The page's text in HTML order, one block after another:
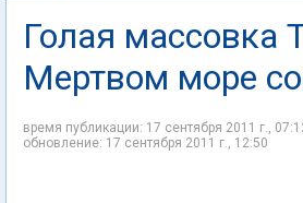
Голая массовка
Мертвом море
время публикации: 17 сентября 2011 г.,
обновление: 17 сентября 2011 г., 12:50